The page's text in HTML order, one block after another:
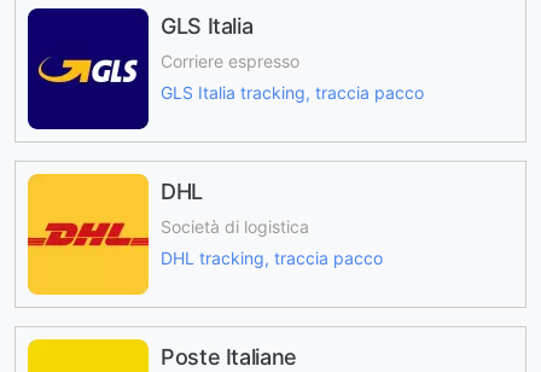
GLS Italia
Corriere espresso
GLS Italia tracking, traccia pacco
DHL
Società di logistica
DHL tracking, traccia pacco
Poste Italiane